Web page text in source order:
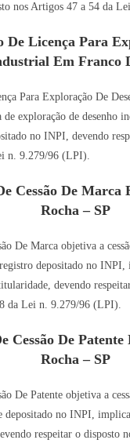
nos Artigos 47 a 54 da
De Licença Para
Em Franco
Para Exploração De
de exploração de desenho
no INPI, devendo
n. 9.279/96 (LPI).
Cessão De Marca
Rocha – SP
De Marca objetiva a
depositado no INPI,
devendo
da Lei n. 9.279/96 (LPI).
Cessão De
Rocha – SP
De Patente objetiva a
depositado no INPI,
respeitar o disposto